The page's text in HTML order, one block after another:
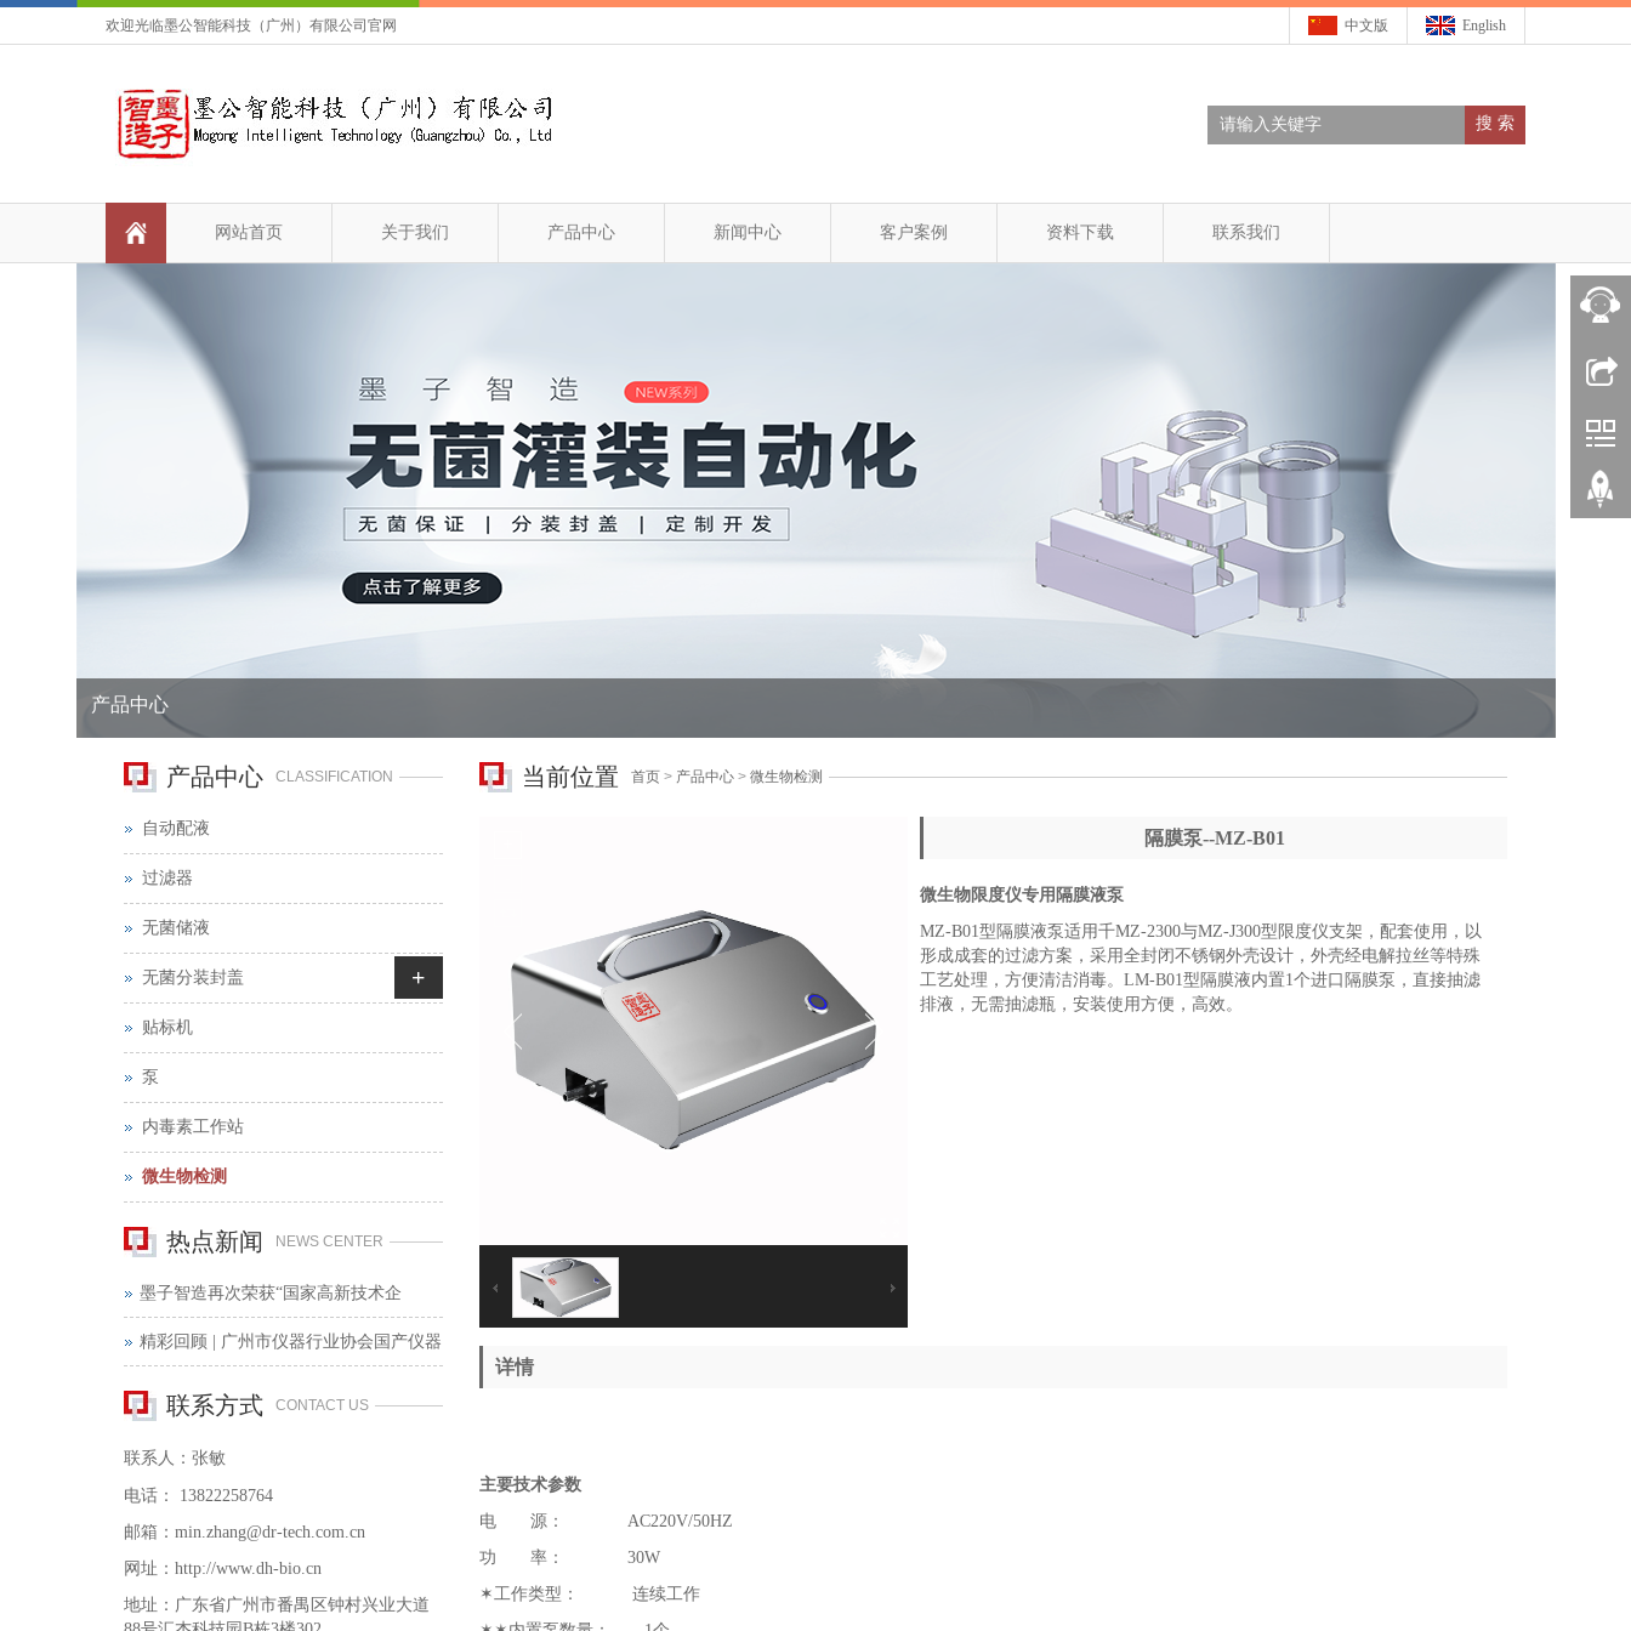
欢迎光临墨公智能科技（广州）有限公司官网 English
中文版
搜 索
网站首页 关于我们 产品中心 新闻中心 客户案例 资料下载 联系我们
产品中心
当前位置 首页> 产品中心> 微生物检测
隔膜泵--MZ-B01
微生物限度仪专用隔膜液泵
MZ-B01型隔膜液泵适用千MZ-2300与MZ-J300型限度仪支架，配套使用，以
形成成套的过滤方案，采用全封闭不锈钢外壳设计，外壳经电解拉丝等特殊
工艺处理，方便清洁消毒。LM-B01型隔膜液内置1个进口隔膜泵，直接抽滤
排液，无需抽滤瓶，安装使用方便，高效。
详情
主要技术参数
电 源： AC220V/50HZ
功 率： 30W
✶工作类型： 连续工作
产品中心 CLASSIFICATION
自动配液
过滤器
无菌储液
无菌分装封盖 +
贴标机
泵
内毒素工作站
微生物检测
热点新闻 NEWS CENTER
墨子智造再次荣获“国家高新技术企
业”证书
精彩回顾 | 广州市仪器行业协会国产仪器
部墨子智造全国巡展——西安站
联系方式 CONTACT US
联系人：张敏
电话：
13822258764
邮箱： min.zhang@dr-tech.com.cn
网址： http://www.dh-bio.cn
地址：广东省广州市番禺区钟村兴业大道